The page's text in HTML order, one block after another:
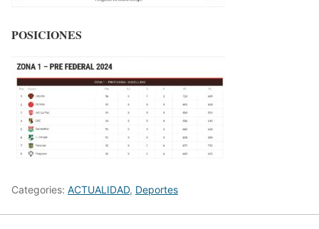
POSICIONES
Categories: ACTUALIDAD, Deportes